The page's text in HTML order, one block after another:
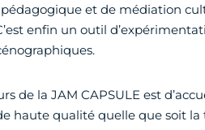
et de médiation
enfin un outil
de la JAM CAPSULE est
haute qualité quelle que soit